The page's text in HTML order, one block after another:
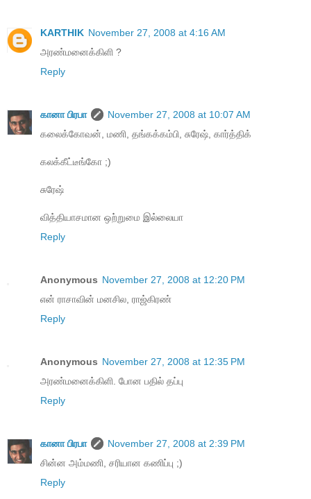
KARTHIK November 27, 2008 at 4:16 AM
அரண்மனைக்கிளி ?
Reply
கானா பிரபா
November 27, 2008 at 10:07 AM
கலைக்கோவன், மணி, தங்கக்கம்பி, சுரேஷ், கார்த்திக்
கலக்கீட்டீங்கோ ;‍)
சுரேஷ்
வித்தியாசமான ஒற்றுமை இல்லையா
Reply
Anonymous November 27, 2008 at 12:20 PM
என் ராசாவின் மனசில, ராஜ்கிரண்
Reply
Anonymous November 27, 2008 at 12:35 PM
அரண்மனைக்கிளி. போன பதில் தப்பு
Reply
கானா பிரபா
November 27, 2008 at 2:39 PM
சின்ன அம்மணி, சரியான கணிப்பு ;)
Reply